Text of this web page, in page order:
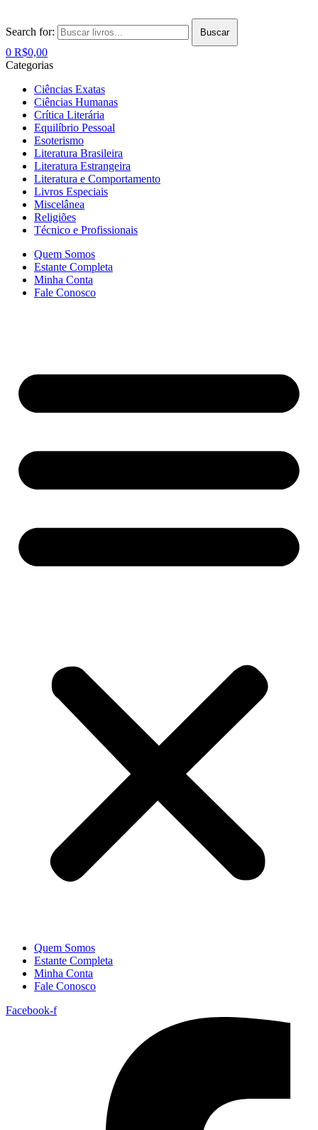
Search for: Buscar
0 R$0,00
Categorias
Ciências Exatas
Ciências Humanas
Crítica Literária
Equilíbrio Pessoal
Esoterismo
Literatura Brasileira
Literatura Estrangeira
Literatura e Comportamento
Livros Especiais
Miscelânea
Religiões
Técnico e Profissionais
Quem Somos
Estante Completa
Minha Conta
Fale Conosco
Quem Somos
Estante Completa
Minha Conta
Fale Conosco
Facebook-f